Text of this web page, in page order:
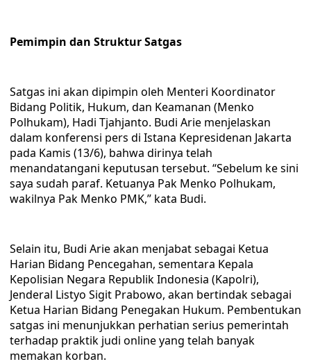
Pemimpin dan Struktur Satgas
Satgas ini akan dipimpin oleh Menteri Koordinator
Bidang Politik, Hukum, dan Keamanan (Menko
Polhukam), Hadi Tjahjanto. Budi Arie menjelaskan
dalam konferensi pers di Istana Kepresidenan Jakarta
pada Kamis (13/6), bahwa dirinya telah
menandatangani keputusan tersebut. “Sebelum ke sini
saya sudah paraf. Ketuanya Pak Menko Polhukam,
wakilnya Pak Menko PMK,” kata Budi.
Selain itu, Budi Arie akan menjabat sebagai Ketua
Harian Bidang Pencegahan, sementara Kepala
Kepolisian Negara Republik Indonesia (Kapolri),
Jenderal Listyo Sigit Prabowo, akan bertindak sebagai
Ketua Harian Bidang Penegakan Hukum. Pembentukan
satgas ini menunjukkan perhatian serius pemerintah
terhadap praktik judi online yang telah banyak
memakan korban.